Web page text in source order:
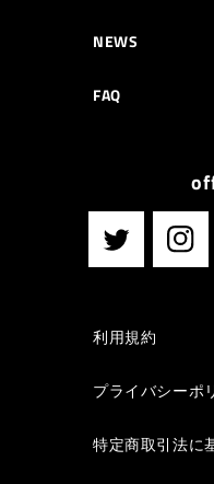
NEWS
FAQ
Twitter
利用規約
プライバシーポ
特定商取引法に